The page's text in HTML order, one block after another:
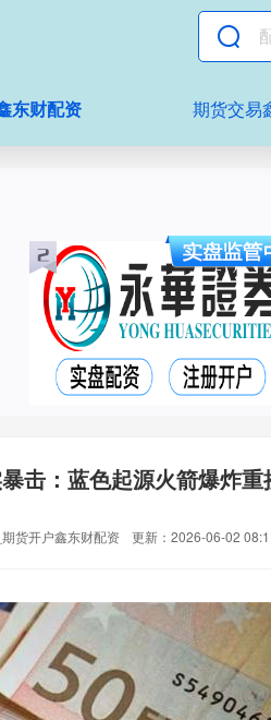
东财配资 期货交易
击：蓝色起源火箭爆炸
货开户鑫东财配资 更新：2026-06-02